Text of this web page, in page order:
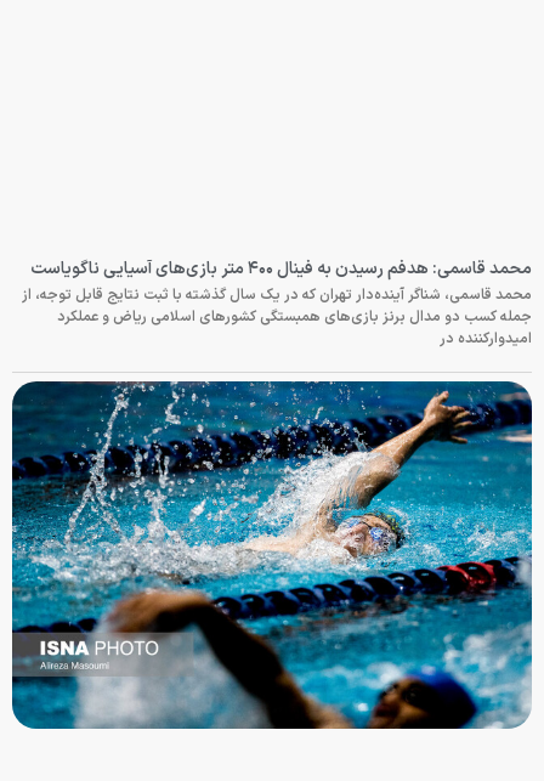
محمد قاسمی: هدفم رسیدن به فینال ۴۰۰ متر بازی‌های آسیایی ناگویاست
محمد قاسمی، شناگر آینده‌دار تهران که در یک سال گذشته با ثبت نتایج قابل توجه، از
جمله کسب دو مدال برنز بازی‌های همبستگی کشورهای اسلامی ریاض و عملکرد
امیدوارکننده در